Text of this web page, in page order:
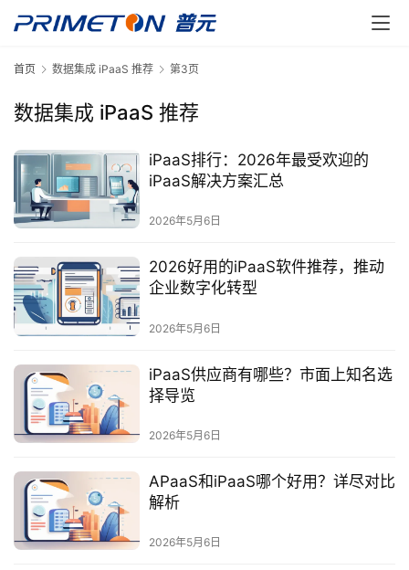
最
新
动
产
品
首页 数据集成 iPaaS 推荐 第3页
数据集成 iPaaS 推荐
iPaaS排行：2026年最受欢迎的
iPaaS解决方案汇总
2026年5月6日
2026好用的iPaaS软件推荐，推动
企业数字化转型
2026年5月6日
iPaaS供应商有哪些？市面上知名选
择导览
2026年5月6日
APaaS和iPaaS哪个好用？详尽对比
解析
2026年5月6日